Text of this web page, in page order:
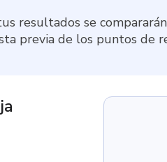
resultados se
previa de los puntos